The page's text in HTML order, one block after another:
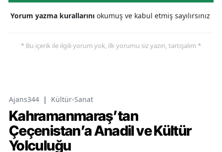
Yorum yazma kurallarını okumuş ve kabul etmiş sayılırsınız
* Bu içerik ile ilgili yorum yok, ilk yorumu siz yazın, tartışalım *
Ajans344 | Kültür-Sanat
Kahramanmaraş’tan
Çeçenistan’a Anadil ve Kültür
Yolculuğu